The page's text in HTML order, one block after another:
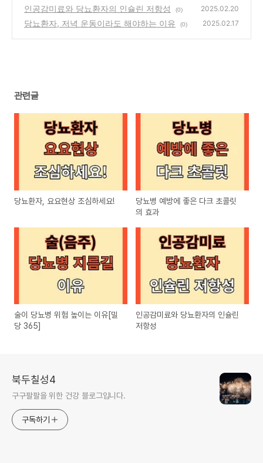
인공감미료와 당뇨환자의 인슐린 저항성 (0) 2025.02.20
당뇨환자, 저녁 운동이라도 해야하는 이유 (0) 2025.02.17
관련글
당뇨환자, 요요현상 조심하세요!
당뇨병 예방에 좋은 다크 초콜릿
의 효과
술이 당뇨병 위험 높이는 이유[밀
당 365]
인공감미료와 당뇨환자의 인슐린
저항성
북두칠성4
구구팔팔을 위한 건강 블로그입니다.
구독하기